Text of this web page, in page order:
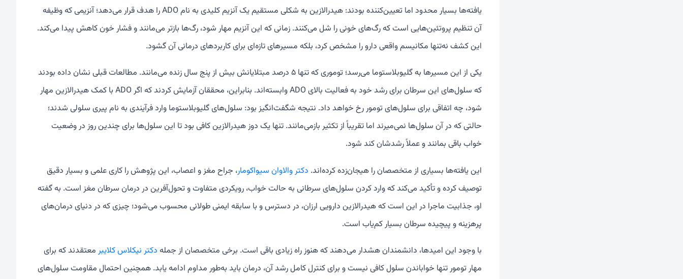
یافته‌ها بسیار محدود اما تعیین‌کننده بودند: هیدرالازین به شکلی مستقیم یک آنزیم کلیدی به نام ADO را هدف قرار می‌دهد؛ آنزیمی که وظیفه‌
آن تنظیم پروتئین‌هایی است که رگ‌های خونی را شل می‌کنند. زمانی که این آنزیم مهار شود، رگ‌ها بازتر می‌مانند و فشار خون کاهش پیدا می‌کند.
این کشف نه‌تنها مکانیسم واقعی دارو را مشخص کرد، بلکه مسیرهای تازه‌ای برای کاربردهای درمانی آن گشود.
یکی از این مسیرها به گلیوبلاستوما می‌رسد؛ توموری که تنها ۵ درصد مبتلایانش بیش از پنج سال زنده می‌مانند. مطالعات قبلی نشان داده بودند
که سلول‌های این سرطان برای رشد خود به فعالیت بالای ADO وابسته‌اند. بنابراین، محققان آزمایش کردند که اگر ADO با کمک هیدرالازین مهار
شود، چه اتفاقی برای سلول‌های تومور رخ خواهد داد. نتیجه شگفت‌انگیز بود: سلول‌های گلیوبلاستوما وارد فرآیندی به نام پیری سلولی شدند؛
حالتی که در آن سلول‌ها نمی‌میرند اما تقریباً از تکثیر بازمی‌مانند. تنها یک دوز هیدرالازین کافی بود تا این سلول‌ها برای چندین روز در وضعیت
خواب باقی بمانند و عملاً رشدشان کند شود.
این یافته‌ها بسیاری از متخصصان را هیجان‌زده کرده‌اند. دکتر والاوان سیواکومار، جراح مغز و اعصاب، این پژوهش را کاری علمی و بسیار دقیق
توصیف کرده و تأکید می‌کند که وارد کردن سلول‌های سرطانی به حالت خواب، رویکردی متفاوت و تحول‌آفرین در درمان سرطان مغز است. به گفته
او، جذابیت ماجرا در این است که هیدرالازین دارویی ارزان، در دسترس و با سابقه ایمنی طولانی محسوب می‌شود؛ چیزی که در دنیای درمان‌های
پرهزینه و پیچیده سرطان بسیار کم‌یاب است.
با وجود این امیدها، دانشمندان هشدار می‌دهند که هنوز راه زیادی باقی است. برخی متخصصان از جمله دکتر نیکلاس کلایبرمعتقدند که برای
مهار تومور تنها خواباندن سلول کافی نیست و برای کنترل کامل رشد آن، درمان باید به‌طور مداوم ادامه یابد. همچنین احتمال مقاومت سلول‌های